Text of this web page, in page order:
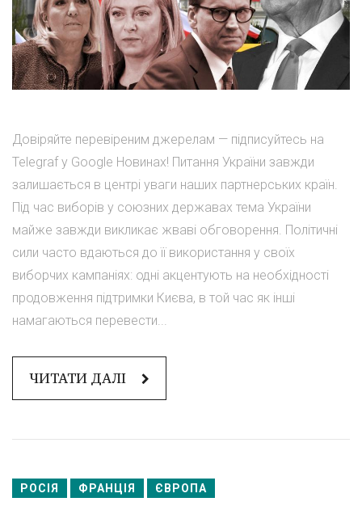
Довіряйте перевіреним джерелам — підписуйтесь на
Telegraf у Google Новинах! Питання України завжди
залишається в центрі уваги наших партнерських країн.
Під час виборів у союзних державах тема України
майже завжди викликає жваві обговорення. Політичні
сили часто вдаються до її використання у своїх
виборчих кампаніях: одні акцентують на необхідності
продовження підтримки Києва, в той час як інші
намагаються перевести...
ЧИТАТИ ДАЛІ
РОСІЯ ФРАНЦІЯ ЄВРОПА